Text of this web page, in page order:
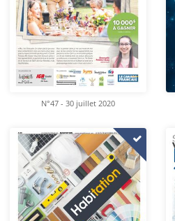
N°47 - 30 juillet 2020